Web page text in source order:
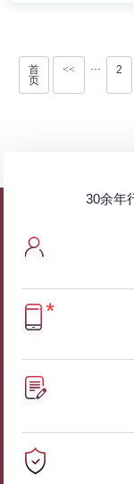
首
页
<< ··· 2
30余年